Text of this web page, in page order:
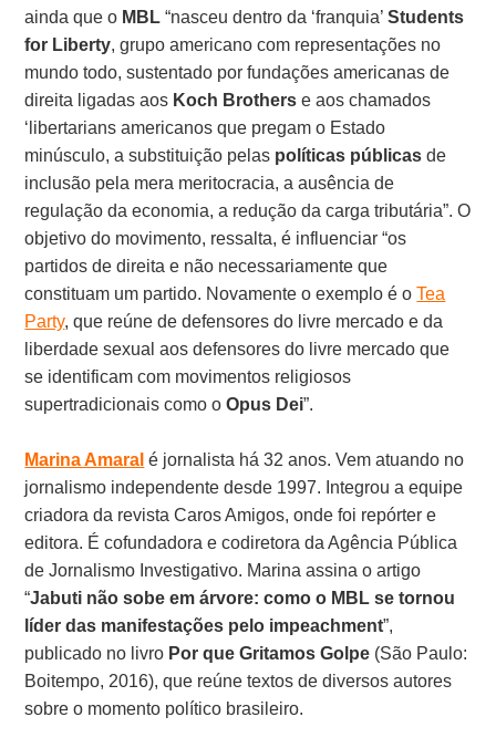
ainda que o MBL “nasceu dentro da ‘franquia’Students
for Liberty, grupo americano com representações no
mundo todo, sustentado por fundações americanas de
direita ligadas aos Koch Brothers e aos chamados
‘libertarians americanos que pregam o Estado
minúsculo, a substituição pelas políticas públicas de
inclusão pela mera meritocracia, a ausência de
regulação da economia, a redução da carga tributária”. O
objetivo do movimento, ressalta, é influenciar “os
partidos de direita e não necessariamente que
constituam um partido. Novamente o exemplo é o Tea
Party, que reúne de defensores do livre mercado e da
liberdade sexual aos defensores do livre mercado que
se identificam com movimentos religiosos
supertradicionais como o Opus Dei”.
Marina Amaral é jornalista há 32 anos. Vem atuando no
jornalismo independente desde 1997. Integrou a equipe
criadora da revista Caros Amigos, onde foi repórter e
editora. É cofundadora e codiretora da Agência Pública
de Jornalismo Investigativo. Marina assina o artigo
“Jabuti não sobe em árvore: como o MBL se tornou
líder das manifestações pelo impeachment”,
publicado no livro Por que Gritamos Golpe (São Paulo:
Boitempo, 2016), que reúne textos de diversos autores
sobre o momento político brasileiro.